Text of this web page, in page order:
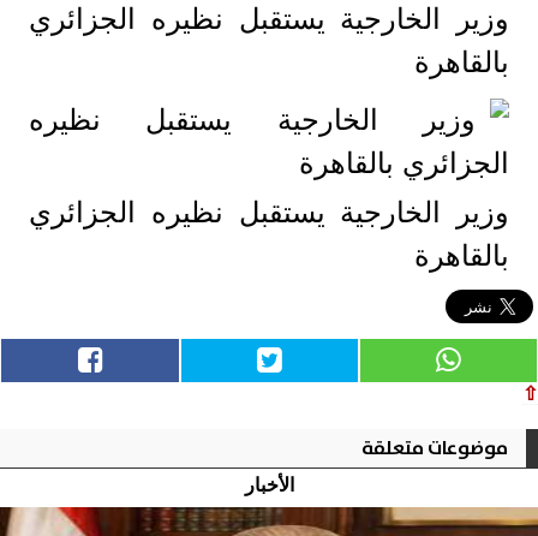
وزير الخارجية يستقبل نظيره الجزائري
بالقاهرة
وزير الخارجية يستقبل نظيره الجزائري
بالقاهرة
⇧
موضوعات متعلقة
الأخبار